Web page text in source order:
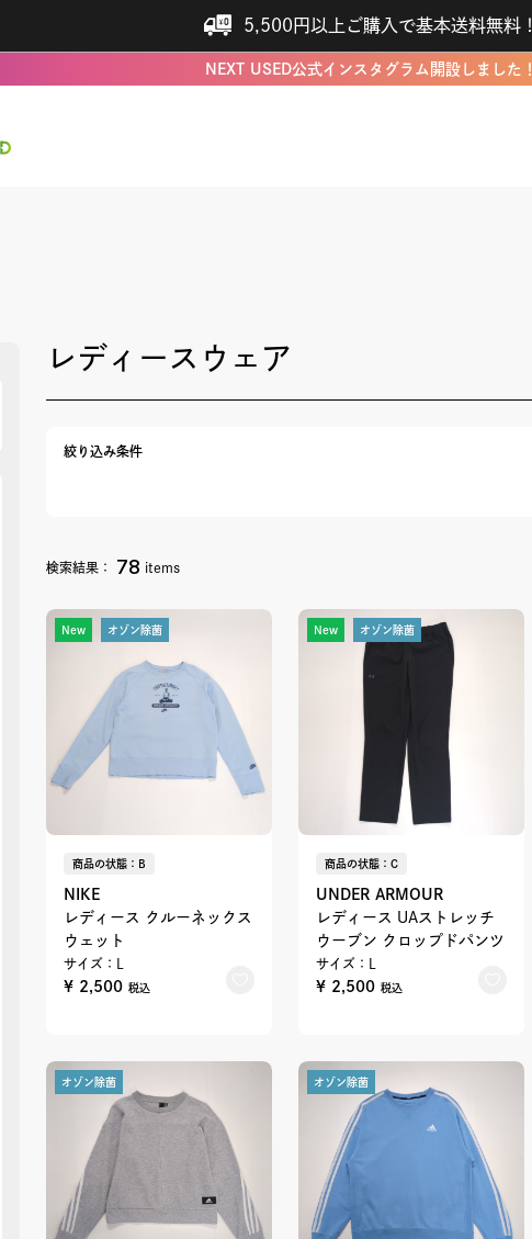
5,500円以上ご購入で基本送料無料！
NEXT USED公式インスタグラム開設しました！
レディースウェア
絞り込み条件
検索結果： 78 items
New オゾン除菌
商品の状態：B
NIKE
レディース クルーネックス
ウェット
サイズ：L
¥ 2,500 税込
New オゾン除菌
商品の状態：C
UNDER ARMOUR
レディース UAストレッチ
ウーブン クロップドパンツ
サイズ：L
¥ 2,500 税込
オゾン除菌 オゾン除菌